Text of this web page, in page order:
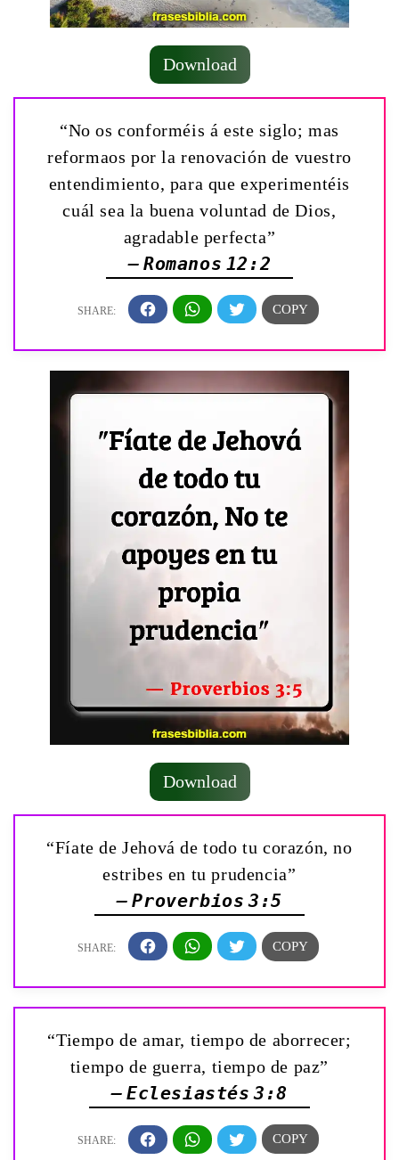
Download
“No os conforméis á este siglo; mas
reformaos por la renovación de vuestro
entendimiento, para que experimentéis
cuál sea la buena voluntad de Dios,
agradable perfecta”
— Romanos 12:2
Download
“Fíate de Jehová de todo tu corazón, no
estribes en tu prudencia”
— Proverbios 3:5
“Tiempo de amar, tiempo de aborrecer;
tiempo de guerra, tiempo de paz”
— Eclesiastés 3:8